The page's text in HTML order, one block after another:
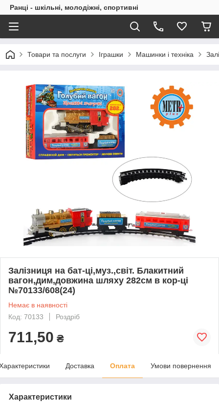
Ранці - шкільні, молодіжні, спортивні
Товари та послуги Іграшки Машинки і техніка
Залізниця на бат-ці,муз.,світ. Блакитний
вагон,дим,довжина шляху 282см в кор-ці
№70133/608(24)
Немає в наявності
Код: 70133
Роздріб
711,50 ₴
Доставка Оплата Умови повернення
Характеристики